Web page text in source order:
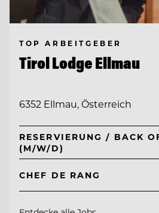
TOP ARBEITGEBER
Tirol Lodge Ellmau
6352 Ellmau, Österreich
RESERVIERUNG / BACK
(M/W/D)
CHEF DE RANG